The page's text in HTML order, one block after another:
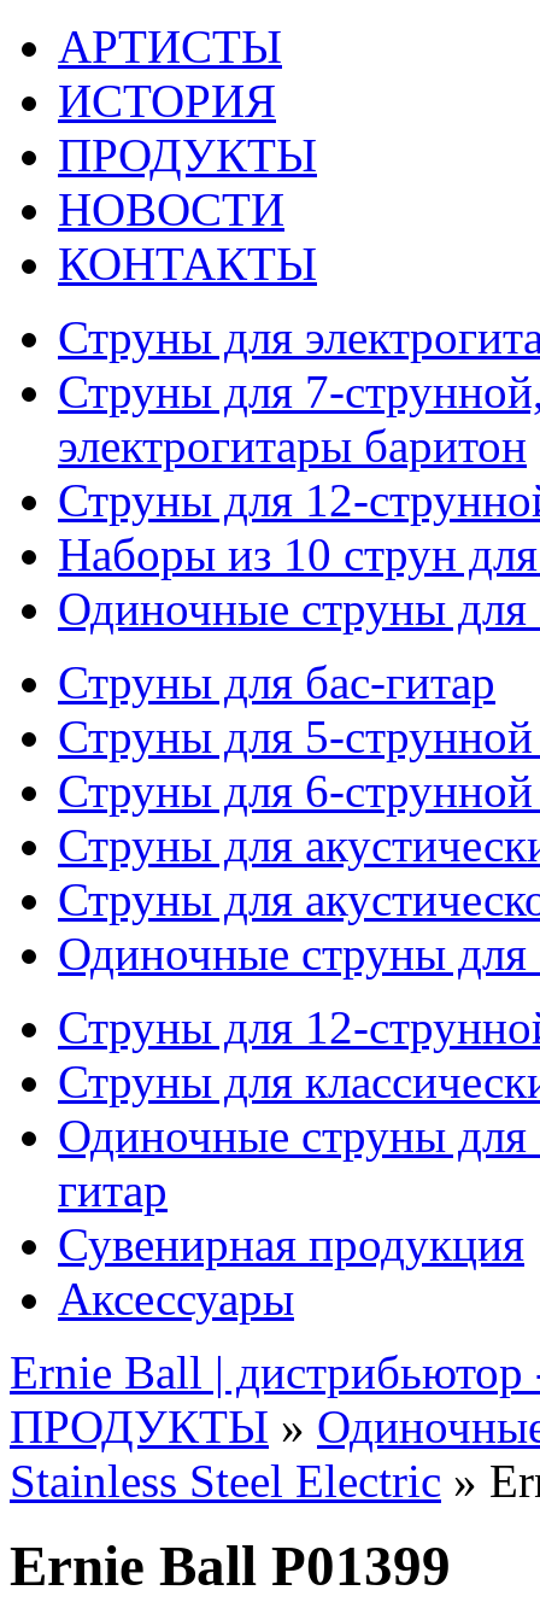
АРТИСТЫ
ИСТОРИЯ
ПРОДУКТЫ
НОВОСТИ
КОНТАКТЫ
Струны для
Струны для 7-
электрогитары баритон
Струны для 12-
Наборы из 10 струн
Одиночные струны для
Струны для бас-гитар
Струны для 5-
Струны для 6-
Струны для
Струны для
Одиночные струны для
Струны для 12-
Струны для
Одиночные струны для
гитар
Сувенирная продукция
Аксессуары
Ernie Ball | дистрибьютор
ПРОДУКТЫ »
Stainless Steel Electric »
Ernie Ball P01399